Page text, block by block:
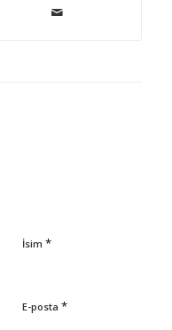
İsim *
E-posta *